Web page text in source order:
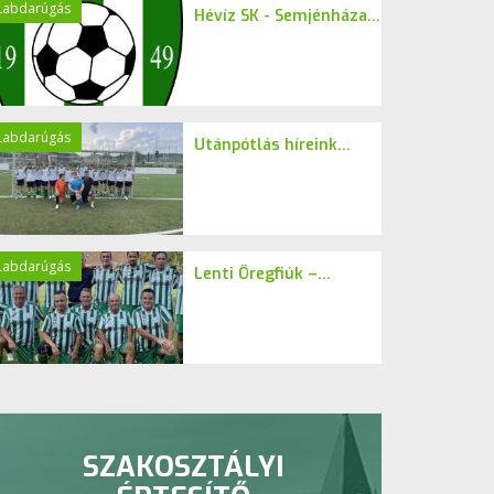
Hévíz SK - Semjénháza...
Utánpótlás híreink...
Lenti Öregfiúk –...
SZAKOSZTÁLYI